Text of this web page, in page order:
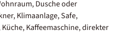
Dusche oder
Klimaanlage, Safe,
Kaffeemaschine, direkter